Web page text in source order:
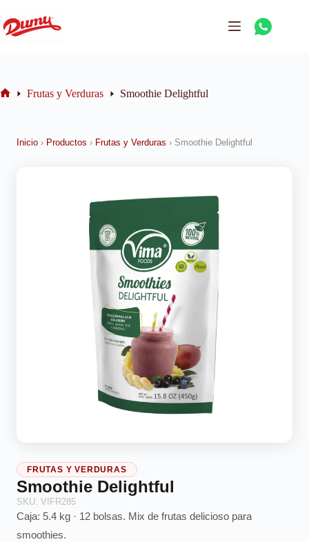
Frutas y Verduras Smoothie Delightful
Inicio › Productos › Frutas y Verduras › Smoothie Delightful
FRUTAS Y VERDURAS
Smoothie Delightful
SKU: VIFR285
Caja: 5.4 kg · 12 bolsas. Mix de frutas delicioso para
smoothies.